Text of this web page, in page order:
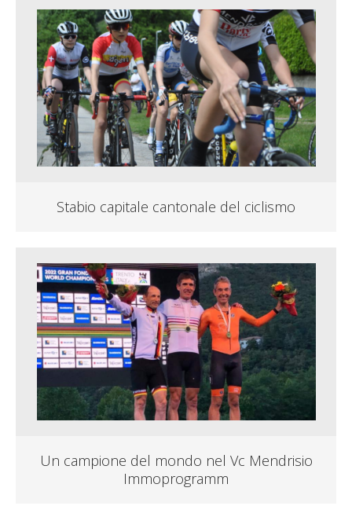
Stabio capitale cantonale del ciclismo
Un campione del mondo nel Vc Mendrisio
Immoprogramm